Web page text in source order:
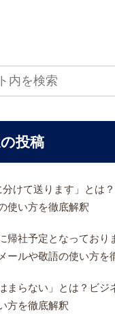
投稿
分けて送ります」とは
使い方を徹底解釈
帰社予定となっており
ールや敬語の使い方を
まらない」とは？ビジ
方を徹底解釈